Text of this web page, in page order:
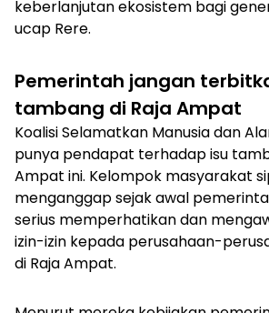
keberlanjutan ekosistem bagi
ucap Rere.
Pemerintah jangan
tambang di Raja Ampat
Koalisi Selamatkan Manusia dan
punya pendapat terhadap isu
Ampat ini. Kelompok masyarakat
menganggap sejak awal
serius memperhatikan dan
izin-izin kepada perusahaan-
di Raja Ampat.